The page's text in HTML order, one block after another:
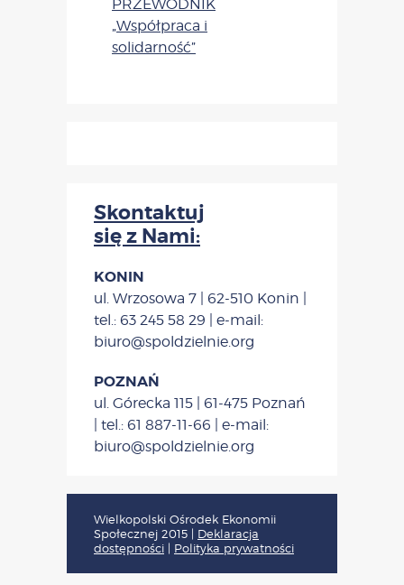
PRZEWODNIK
„Współpraca i
solidarność”
Skontaktuj
się z Nami:
KONIN
ul. Wrzosowa 7 | 62-510 Konin |
tel.: 63 245 58 29 | e-mail:
biuro@spoldzielnie.org
POZNAŃ
ul. Górecka 115 | 61-475 Poznań
| tel.: 61 887-11-66 | e-mail:
biuro@spoldzielnie.org
Wielkopolski Ośrodek Ekonomii
Społecznej 2015 | Deklaracja
dostępności | Polityka prywatności